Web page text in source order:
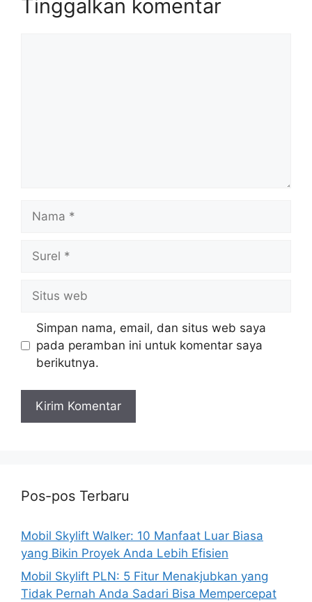
Tinggalkan komentar
Nama
Surel
Situs
web
Simpan nama, email, dan situs web saya
pada peramban ini untuk komentar saya
berikutnya.
Pos-pos Terbaru
Mobil Skylift Walker: 10 Manfaat Luar Biasa
yang Bikin Proyek Anda Lebih Efisien
Mobil Skylift PLN: 5 Fitur Menakjubkan yang
Tidak Pernah Anda Sadari Bisa Mempercepat